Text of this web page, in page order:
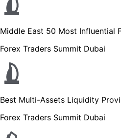
Middle East 50 Most Influential
Forex Traders Summit Dubai
Best Multi-Assets Liquidity
Forex Traders Summit Dubai